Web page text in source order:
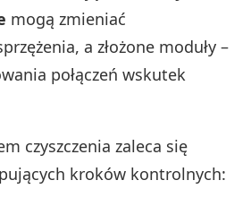
mogą zmieniać
a złożone moduły –
połączeń wskutek
czyszczenia zaleca się
kroków kontrolnych: